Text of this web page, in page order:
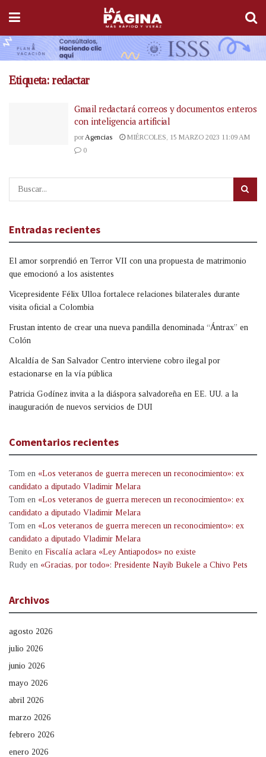
Etiqueta:redactar
Gmail redactará correos y documentos enteros
con inteligencia artificial
por Agencias
MIÉRCOLES, 15 MARZO 2023 11:09 AM
0
Entradas recientes
El amor sorprendió en Terror VII con una propuesta de matrimonio
que emocionó a los asistentes
Vicepresidente Félix Ulloa fortalece relaciones bilaterales durante
visita oficial a Colombia
Frustan intento de crear una nueva pandilla denominada “Ántrax” en
Colón
Alcaldía de San Salvador Centro interviene cobro ilegal por
estacionarse en la vía pública
Patricia Godínez invita a la diáspora salvadoreña en EE. UU. a la
inauguración de nuevos servicios de DUI
Comentarios recientes
Tom en «Los veteranos de guerra merecen un reconocimiento»: ex
candidato a diputado Vladimir Melara
Tom en «Los veteranos de guerra merecen un reconocimiento»: ex
candidato a diputado Vladimir Melara
Tom en «Los veteranos de guerra merecen un reconocimiento»: ex
candidato a diputado Vladimir Melara
Benito en Fiscalía aclara «Ley Antiapodos» no existe
Rudy en «Gracias, por todo»: Presidente Nayib Bukele a Chivo Pets
Archivos
agosto 2026
julio 2026
junio 2026
mayo 2026
abril 2026
marzo 2026
febrero 2026
enero 2026